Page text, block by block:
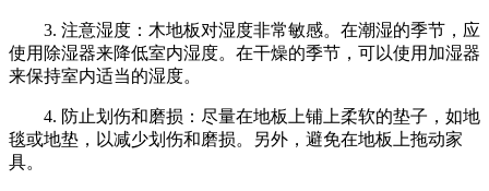
3. 注意湿度：木地板对湿度非常敏感。在潮湿的季节，应
使用除湿器来降低室内湿度。在干燥的季节，可以使用加湿器
来保持室内适当的湿度。
4. 防止划伤和磨损：尽量在地板上铺上柔软的垫子，如地
毯或地垫，以减少划伤和磨损。另外，避免在地板上拖动家
具。